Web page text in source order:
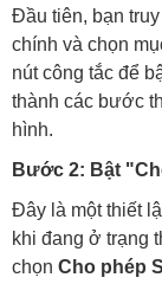
Đầu tiên, bạn
chính và chọn
nút công tắc để
thành các bước
hình.
Bước 2: Bật
Đây là một thiết
khi đang ở trạng
chọn Cho phép